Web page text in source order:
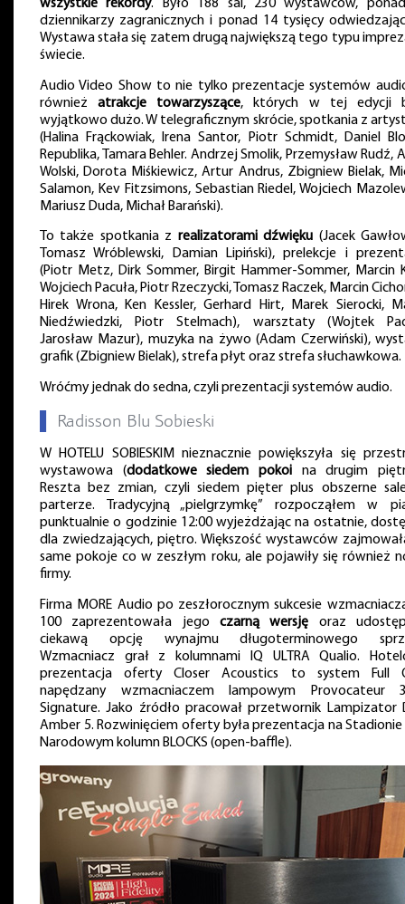
wszystkie rekordy. Było 188 sal, 230 wystawców,
dziennikarzy zagranicznych i ponad 14 tysięcy
Wystawa stała się zatem drugą największą tego typu
świecie.
Audio Video Show to nie tylko prezentacje systemów
równieżatrakcje towarzyszące, których w tej edycji
wyjątkowo dużo. W telegraficznym skrócie, spotkania z
(Halina Frąckowiak, Irena Santor, Piotr Schmidt, Daniel
Republika, Tamara Behler. Andrzej Smolik, Przemysław Rudź,
Wolski, Dorota Miśkiewicz, Artur Andrus, Zbigniew Bielak,
Salamon, Kev Fitzsimons, Sebastian Riedel, Wojciech
Mariusz Duda, Michał Barański).
To także spotkania z realizatorami dźwięku (Jacek
Tomasz Wróblewski, Damian Lipiński), prelekcje i
(Piotr Metz, Dirk Sommer, Birgit Hammer-Sommer, Marcin
Wojciech Pacuła, Piotr Rzeczycki, Tomasz Raczek, Marcin
Hirek Wrona, Ken Kessler, Gerhard Hirt, Marek Sierocki,
Niedźwiedzki, Piotr Stelmach), warsztaty (Wojtek
Jarosław Mazur), muzyka na żywo (Adam Czerwiński),
grafik (Zbigniew Bielak), strefa płyt oraz strefa słuchawkowa.
Wróćmy jednak do sedna, czyli prezentacji systemów audio.
Radisson Blu Sobieski
W HOTELU SOBIESKIM nieznacznie powiększyła się
wystawowa (dodatkowe siedem pokoi na drugim
Reszta bez zmian, czyli siedem pięter plus obszerne
parterze. Tradycyjną „pielgrzymkę” rozpocząłem w
punktualnie o godzinie 12:00 wyjeżdżając na ostatnie,
dla zwiedzających, piętro. Większość wystawców
same pokoje co w zeszłym roku, ale pojawiły się również
firmy.
Firma MORE Audio po zeszłorocznym sukcesie
100 zaprezentowała jego czarną wersję oraz
ciekawą opcję wynajmu długoterminowego
Wzmacniacz grał z kolumnami IQ ULTRA Qualio.
prezentacja oferty Closer Acoustics to system Full
napędzany wzmacniaczem lampowym Provocateur
Signature. Jako źródło pracował przetwornik Lampizator
Amber 5. Rozwinięciem oferty była prezentacja na Stadionie
Narodowym kolumn BLOCKS (open-baffle).